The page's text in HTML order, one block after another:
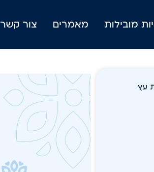
מובילות מאמרים צור קשר